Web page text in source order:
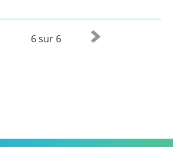
6 sur 6